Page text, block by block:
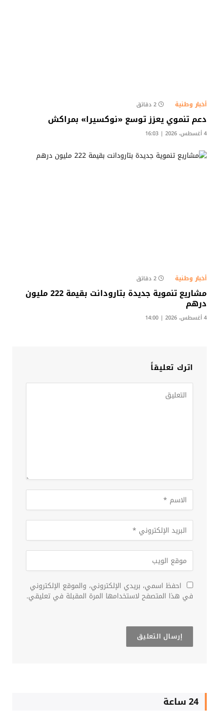
أخبار وطنية 2 دقائق
دعم تنموي يعزز توسع «نوكسيرا» بمراكش
4 أغسطس، 2026 | 16:03
أخبار وطنية 2 دقائق
مشاريع تنموية جديدة بتارودانت بقيمة 222 مليون
درهم
4 أغسطس، 2026 | 14:00
اترك تعليقاً
احفظ اسمي، بريدي الإلكتروني، والموقع الإلكتروني
في هذا المتصفح لاستخدامها المرة المقبلة في تعليقي.
24 ساعة